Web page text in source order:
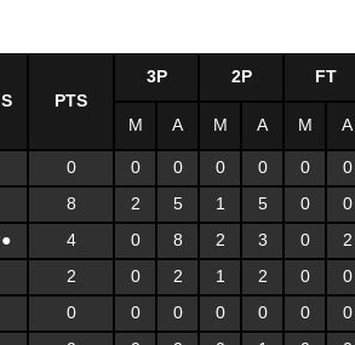
S PTS
3P 2P FT
M A M A M A
0 0 0 0 0 0
0
8 2 5 1 5 0
0
● 4 0 8 2 3 0
2
2 0 2 1 2 0
0
0 0 0 0 0 0
0